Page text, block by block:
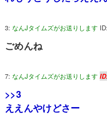
3: なんJタイムズがお送りします
ごめんね
7: なんJタイムズがお送りします
>>3
ええんやけどさー